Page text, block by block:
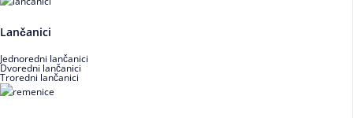
Lančanici
Jednoredni lančanici
Dvoredni lančanici
Troredni lančanici